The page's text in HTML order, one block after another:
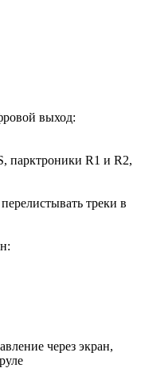
выход:
парктроники R1 и R2,
треки в
через экран,